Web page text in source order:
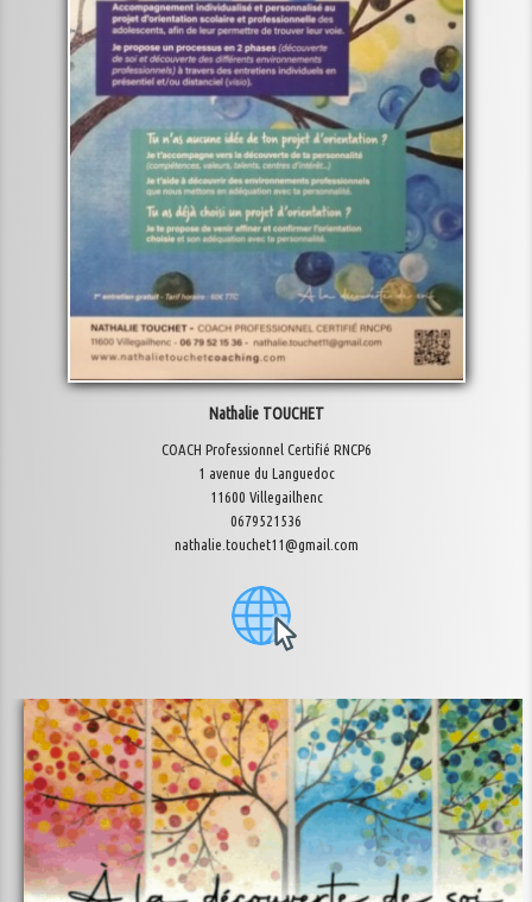
Nathalie TOUCHET
COACH Professionnel Certifié RNCP6
1 avenue du Languedoc
11600 Villegailhenc
0679521536
nathalie.touchet11@gmail.com